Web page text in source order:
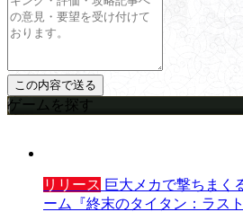
ゲームを探す
リリース 巨大メカで撃ちまく
ーム『終末のタイタン：ラス